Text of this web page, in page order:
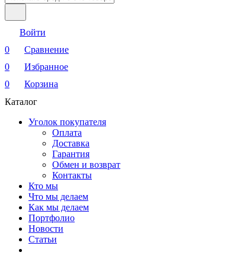
Войти
0
Сравнение
0
Избранное
0
Корзина
Каталог
Уголок покупателя
Оплата
Доставка
Гарантия
Обмен и возврат
Контакты
Кто мы
Что мы делаем
Как мы делаем
Портфолио
Новости
Статьи